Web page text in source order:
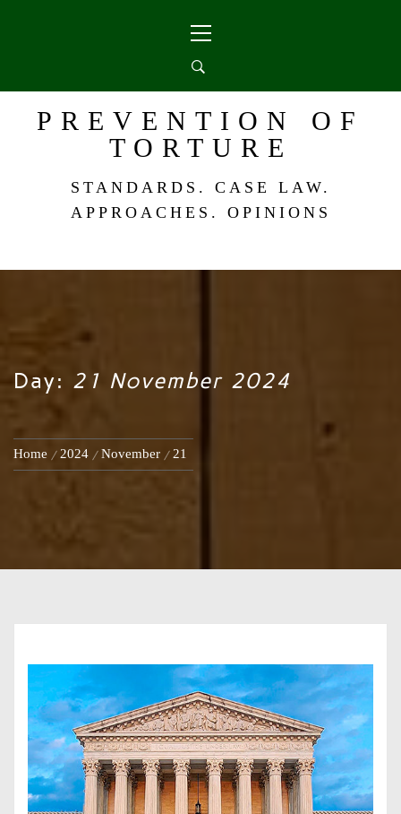
Menu
PREVENTION OF
TORTURE
STANDARDS. CASE LAW.
APPROACHES. OPINIONS
Day: 21 November 2024
Home 2024 November 21